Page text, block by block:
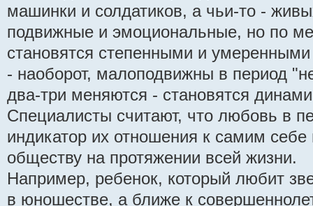
машинки и солдатиков, а чьи-то -
подвижные и эмоциональные, но по
становятся степенными и
- наоборот, малоподвижны в период
два-три меняются - становятся
Специалисты считают, что любовь в
индикатор их отношения к самим
обществу на протяжении всей жизни.
Например, ребенок, который любит
в юношестве, а ближе к